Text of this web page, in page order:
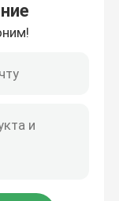
лента для